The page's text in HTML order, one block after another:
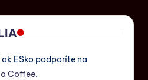
ESko podporíte na
a Coffee.